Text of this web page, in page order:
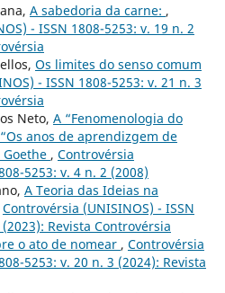
A sabedoria da carne: ,
- ISSN 1808-5253: v. 19 n. 2
Os limites do senso comum
- ISSN 1808-5253: v. 21 n. 3
Neto, A “Fenomenologia do
anos de aprendizgem de
, Controvérsia
5253: v. 4 n. 2 (2008)
A Teoria das Ideias na
Controvérsia (UNISINOS) - ISSN
Revista Controvérsia
o ato de nomear , Controvérsia
5253: v. 20 n. 3 (2024): Revista